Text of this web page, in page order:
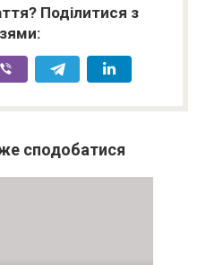
Поділитися з
сподобатися